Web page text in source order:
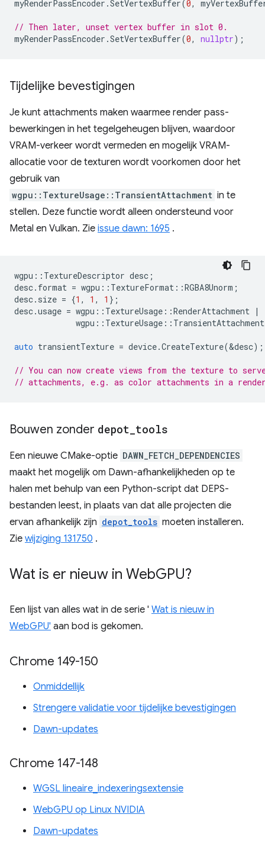
myRenderPassEncoder .SetVertexBuffer(0,
// Then later, unset vertex buffer in slot 0.
myRenderPassEncoder .SetVertexBuffer(0, nullptr);
Tijdelijke bevestigingen
Je kunt attachments maken waarmee render pass-
bewerkingen in het tegelgeheugen blijven, waardoor
VRAM-verkeer wordt vermeden en mogelijk VRAM-
allocatie voor de texturen wordt voorkomen door het
gebruik van
wgpu::TextureUsage::TransientAttachment in te
stellen. Deze functie wordt alleen ondersteund voor
Metal en Vulkan. Zie issue dawn: 1695 .
wgpu :: TextureDescriptor desc ;
desc. format = wgpu :: TextureFormat ::RGBA8Unorm ;
desc. size = {1 , 1 , 1 };
desc.usage = wgpu :: TextureUsage ::RenderAttachment
|
wgpu :: TextureUsage :: TransientAttachment
auto transientTexture = device.CreateTexture(&desc);
// You can now create views from the texture to
// attachments, e.g. as color attachments in a
Bouwen zonder depot tools
Een nieuwe CMake-optie DAWN_FETCH_DEPENDENCIES
maakt het mogelijk om Dawn-afhankelijkheden op te
halen met behulp van een Python-script dat DEPS-
bestanden leest, in plaats van dat alle projecten die
ervan afhankelijk zijn depot_tools moeten installeren.
Zie wijziging 131750 .
Wat is er nieuw in WebGPU?
Een lijst van alles wat in de serie ' Wat is nieuw in
WebGPU' aan bod is gekomen.
Chrome 149-150
Onmiddellijk
Strengere validatie voor tijdelijke bevestigingen
Dawn-updates
Chrome 147-148
WGSL lineaire_indexeringsextensie
WebGPU op Linux NVIDIA
Dawn-updates